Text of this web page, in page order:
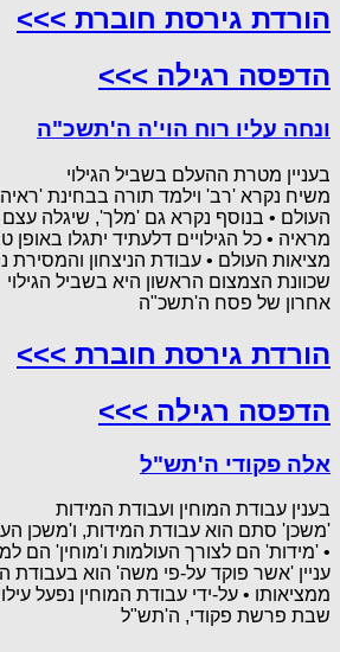
הורדת גירסת חוברת >>>
הדפסה רגילה >>>
ונחה עליו רוח הוי'ה ה'תשכ"ה
בעניין מטרת ההעלם בשביל הגילוי
משיח נקרא 'רב' וילמד תורה בבחינת
העולם • בנוסף נקרא גם 'מלך', שיגלה
מראיה • כל הגילויים דלעתיד יתגלו באופן
מציאות העולם • עבודת הניצחון
שכוונת הצמצום הראשון היא בשביל הגילוי
אחרון של פסח ה'תשכ"ה
הורדת גירסת חוברת >>>
הדפסה רגילה >>>
אלה פקודי ה'תש"ל
בענין עבודת המוחין ועבודת המידות
'משכן' סתם הוא עבודת המידות, ו'משכן
• 'מידות' הם לצורך העולמות ו'מוחין' הם
עניין 'אשר פוקד על-פי משה' הוא בעבודת
ממציאותו • על-ידי עבודת המוחין נפעל
שבת פרשת פקודי, ה'תש"ל